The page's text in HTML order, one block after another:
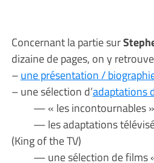
Concernant la partie sur
dizaine de pages, on y
–une présentation /
– une sélection d’adaptations
— « les incontournables »
— les adaptations
(King of the TV)
— une sélection de films «